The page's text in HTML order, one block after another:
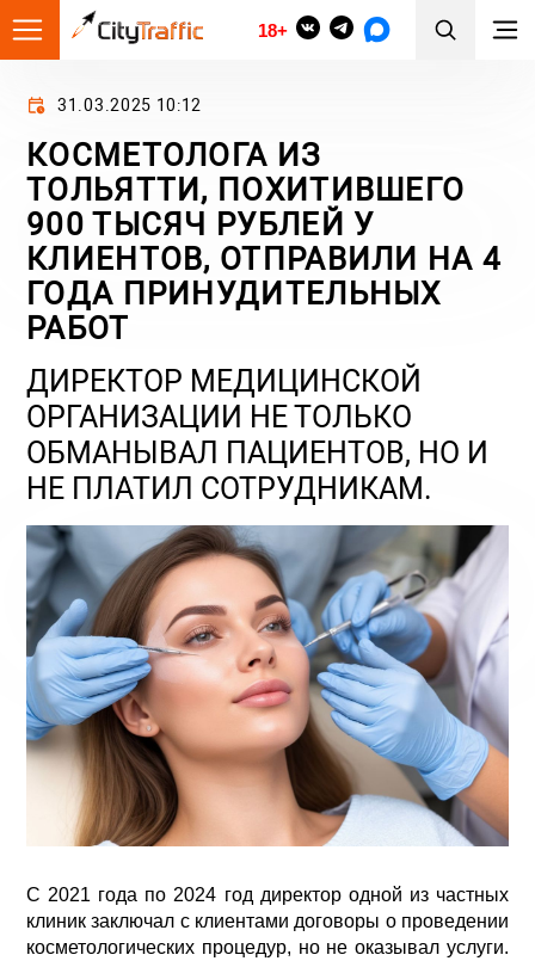
18+
31.03.2025 10:12
КОСМЕТОЛОГА ИЗ
ТОЛЬЯТТИ, ПОХИТИВШЕГО
900 ТЫСЯЧ РУБЛЕЙ У
КЛИЕНТОВ, ОТПРАВИЛИ НА 4
ГОДА ПРИНУДИТЕЛЬНЫХ
РАБОТ
ДИРЕКТОР МЕДИЦИНСКОЙ
ОРГАНИЗАЦИИ НЕ ТОЛЬКО
ОБМАНЫВАЛ ПАЦИЕНТОВ, НО И
НЕ ПЛАТИЛ СОТРУДНИКАМ.
С 2021 года по 2024 год директор одной из частных
клиник заключал с клиентами договоры о проведении
косметологических процедур, но не оказывал услуги.